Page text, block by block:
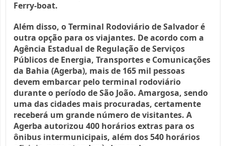
Ferry-boat.
Além disso, o Terminal Rodoviário de Salvador é
outra opção para os viajantes. De acordo com a
Agência Estadual de Regulação de Serviços
Públicos de Energia, Transportes e Comunicações
da Bahia (Agerba), mais de 165 mil pessoas
devem embarcar pelo terminal rodoviário
durante o período de São João. Amargosa, sendo
uma das cidades mais procuradas, certamente
receberá um grande número de visitantes. A
Agerba autorizou 400 horários extras para os
ônibus intermunicipais, além dos 540 horários